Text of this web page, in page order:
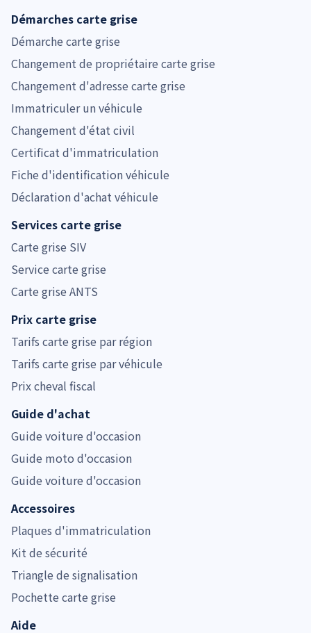
Démarches carte grise
Démarche carte grise
Changement de propriétaire carte grise
Changement d'adresse carte grise
Immatriculer un véhicule
Changement d'état civil
Certificat d'immatriculation
Fiche d'identification véhicule
Déclaration d'achat véhicule
Services carte grise
Carte grise SIV
Service carte grise
Carte grise ANTS
Prix carte grise
Tarifs carte grise par région
Tarifs carte grise par véhicule
Prix cheval fiscal
Guide d'achat
Guide voiture d'occasion
Guide moto d'occasion
Guide voiture d'occasion
Accessoires
Plaques d'immatriculation
Kit de sécurité
Triangle de signalisation
Pochette carte grise
Aide